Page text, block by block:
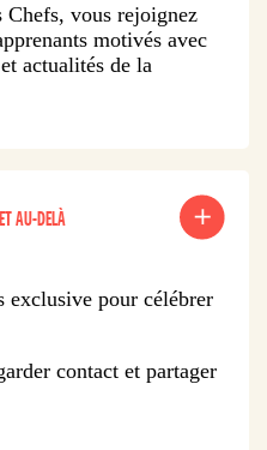
Chefs, vous rejoignez
motivés avec
actualités de la
AU-DELÀ
exclusive pour célébrer
contact et partager